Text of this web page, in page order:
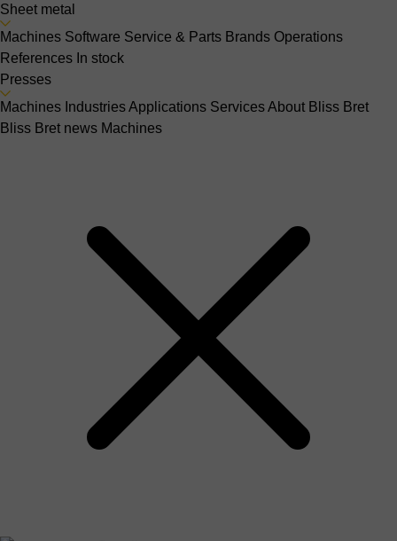
Sheet metal
Machines Software Service & Parts Brands Operations
References In stock
Presses
Machines IndustriesApplications ServicesAbout Bliss Bret
Bliss Bret news Machines